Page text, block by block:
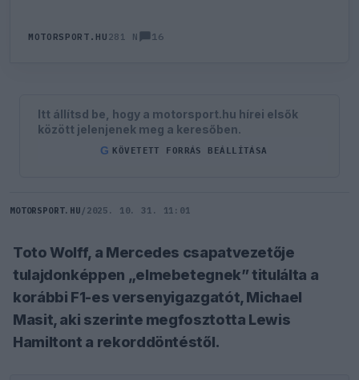
MOTORSPORT.HU 281 N 16
Itt állítsd be, hogy a motorsport.hu hírei elsők
között jelenjenek meg a keresőben.
G KÖVETETT FORRÁS BEÁLLÍTÁSA
MOTORSPORT.HU / 2025. 10. 31. 11:01
Toto Wolff, a Mercedes csapatvezetője
tulajdonképpen „elmebetegnek” titulálta a
korábbi F1-es versenyigazgatót, Michael
Masit, aki szerinte megfosztotta Lewis
Hamiltont a rekorddöntéstől.